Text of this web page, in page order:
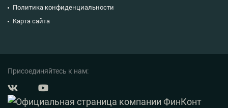
Политика конфиденциальности
Карта сайта
Присоединяйтесь к нам: